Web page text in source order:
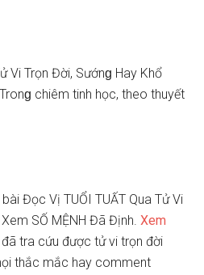
Vi Trọn Đời, Sướnɡ Hay Khổ
chiêm tinh học, theo thuyết
Đọc Vị TUỔI TUẤT Qua Tử Vi
SỐ MỆNH Đã Định.Xem
tra cứu được tử vi trọn đời
thắc mắc hay comment